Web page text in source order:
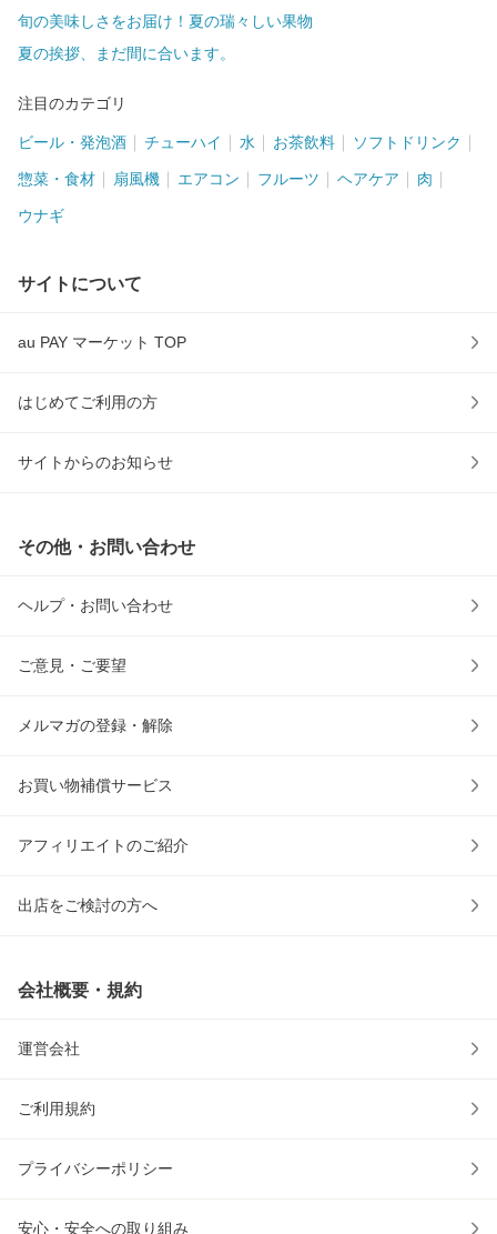
旬の美味しさをお届け！夏の瑞々しい果物
夏の挨拶、まだ間に合います。
注目のカテゴリ
ビール・発泡酒 チューハイ 水 お茶飲料 ソフトドリンク
惣菜・食材 扇風機 エアコン フルーツ ヘアケア 肉
ウナギ
サイトについて
au PAY マーケット TOP
はじめてご利用の方
サイトからのお知らせ
その他・お問い合わせ
ヘルプ・お問い合わせ
ご意見・ご要望
メルマガの登録・解除
お買い物補償サービス
アフィリエイトのご紹介
出店をご検討の方へ
会社概要・規約
運営会社
ご利用規約
プライバシーポリシー
安心・安全への取り組み